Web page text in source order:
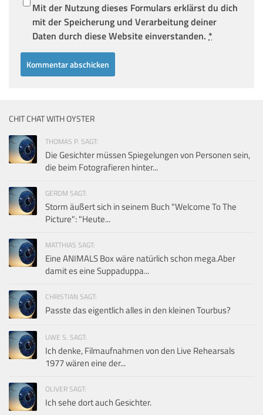
Mit der Nutzung dieses Formulars erklärst du dich
mit der Speicherung und Verarbeitung deiner
Daten durch diese Website einverstanden. *
CHIT CHAT WITH OYSTER
THOMAS P. SAGT:
Die Gesichter müssen Spiegelungen von Personen sein,
die beim Fotografieren hinter...
GERDM SAGT:
Storm äußert sich in seinem Buch "Welcome To The
Picture": "Heute...
MATTHIAS SAGT:
Eine ANIMALS Box wäre natürlich schon mega.Aber
damit es eine Suppaduppa...
CHRISTIAN SAGT:
Passte das eigentlich alles in den kleinen Tourbus?
UWE S. SAGT:
Ich denke, Filmaufnahmen von den Live Rehearsals
1977 wären eine der...
OLIVER SAGT:
Ich sehe dort auch Gesichter.